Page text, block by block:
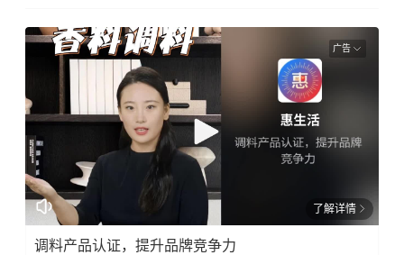
广告
了解详情
调料产品认证，提升品牌竞争力